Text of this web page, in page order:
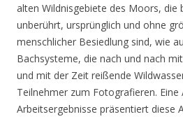
alten Wildnisgebiete des Moors, die
unberührt, ursprünglich und ohne
menschlicher Besiedlung sind, wie
Bachsysteme, die nach und nach
und mit der Zeit reißende
Teilnehmer zum Fotografieren. Eine
Arbeitsergebnisse präsentiert diese